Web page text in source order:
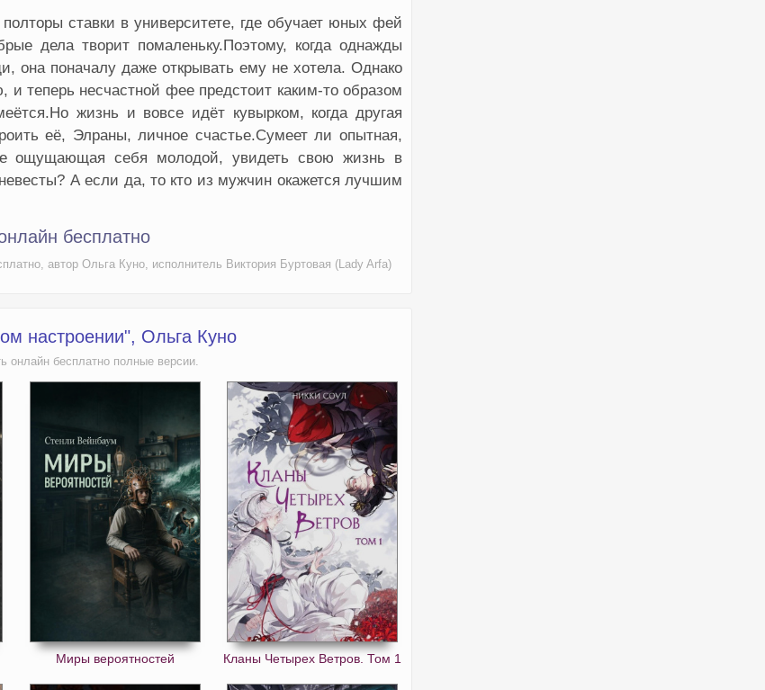
ставки в университете, где обучает юных фей
дела творит помаленьку.Поэтому, когда однажды
она поначалу даже открывать ему не хотела. Однако
теперь несчастной фее предстоит каким-то образом
жизнь и вовсе идёт кувырком, когда другая
её, Элраны, личное счастье.Сумеет ли опытная,
ощущающая себя молодой, увидеть свою жизнь в
А если да, то кто из мужчин окажется лучшим
бесплатно
автор Ольга Куно, исполнитель Виктория Буртовая (Lady Arfa)
настроении", Ольга Куно
онлайн бесплатно полные версии.
Миры вероятностей Кланы Четырех Ветров. Том 1